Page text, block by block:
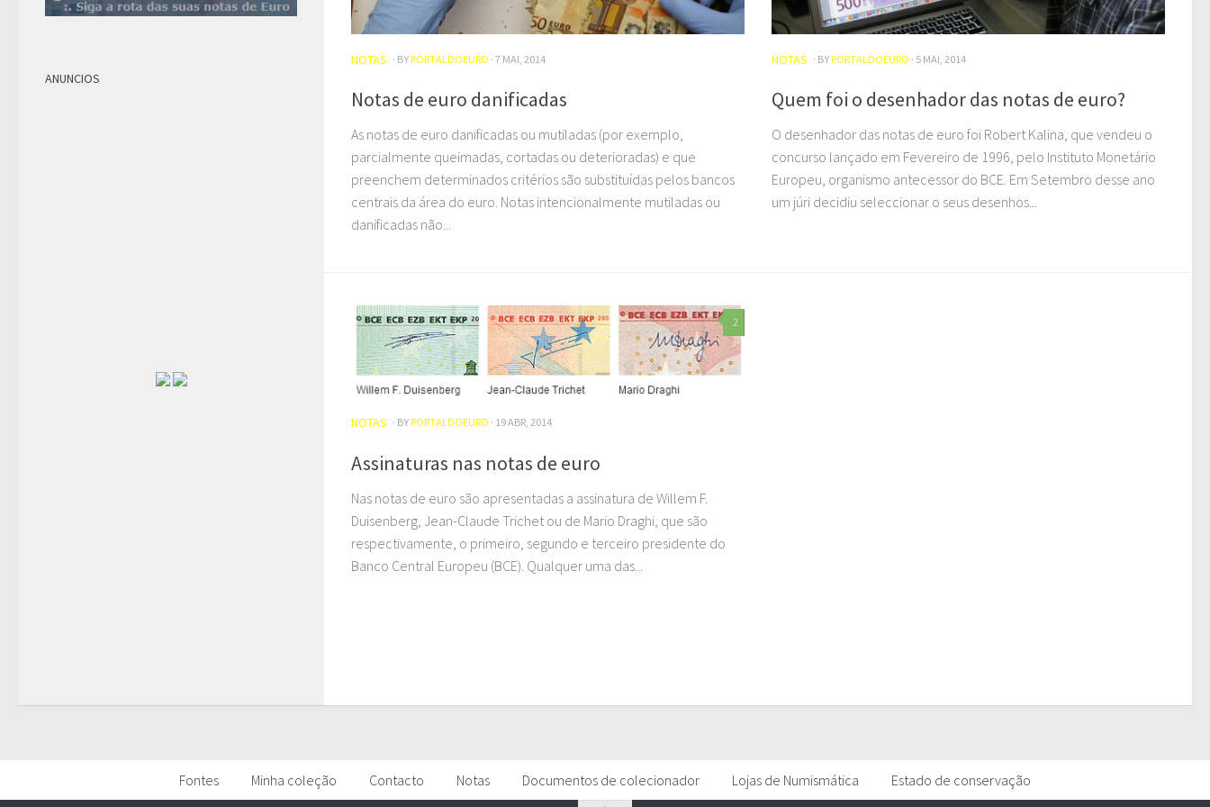
NOTAS · BYPORTALDOEURO · 7 MAI, 2014
Notas de euro danificadas
As notas de euro danificadas ou mutiladas (por exemplo,
parcialmente queimadas, cortadas ou deterioradas) e que
preenchem determinados critérios são substituídas pelos bancos
centrais da área do euro. Notas intencionalmente mutiladas ou
danificadas não...
NOTAS · BYPORTALDOEURO · 5 MAI, 2014
Quem foi o desenhador das notas de euro?
O desenhador das notas de euro foi Robert Kalina, que vendeu o
concurso lançado em Fevereiro de 1996, pelo Instituto Monetário
Europeu, organismo antecessor do BCE. Em Setembro desse ano
um júri decidiu seleccionar o seus desenhos...
2
NOTAS · BYPORTALDOEURO · 19 ABR, 2014
Assinaturas nas notas de euro
Nas notas de euro são apresentadas a assinatura de Willem F.
Duisenberg, Jean-Claude Trichet ou de Mario Draghi, que são
respectivamente, o primeiro, segundo e terceiro presidente do
Banco Central Europeu (BCE). Qualquer uma das...
ANUNCIOS
Fontes Minha coleção Contacto Notas Documentos de colecionador Lojas de Numismática Estado de conservação